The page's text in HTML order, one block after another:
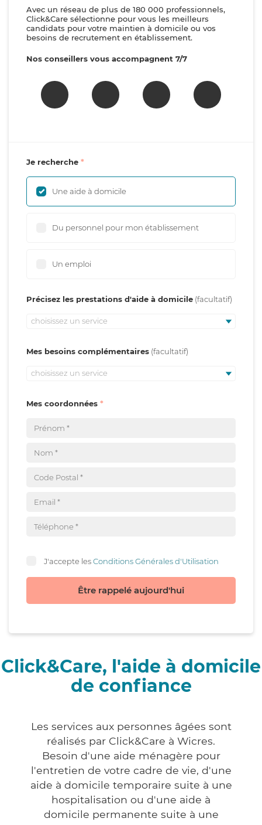
Avec un réseau de plus de 180 000 professionnels,
Click&Care sélectionne pour vous les meilleurs
candidats pour votre maintien à domicile ou vos
besoins de recrutement en établissement.
Nos conseillers vous accompagnent 7/7
Je recherche
Une aide à domicile
Du personnel pour mon établissement
Un emploi
Précisez les prestations d'aide à domicile
choisissez un service
Mes besoins complémentaires
choisissez un service
Mes coordonnées
J'accepte lesConditions Générales d'Utilisation
Être rappelé aujourd'hui
Click&Care, l'aide à domicile
de confiance
Les services aux personnes âgées sont
réalisés par Click&Care à Wicres.
Besoin d'une aide ménagère pour
l'entretien de votre cadre de vie, d'une
aide à domicile temporaire suite à une
hospitalisation ou d'une aide à
domicile permanente suite à une